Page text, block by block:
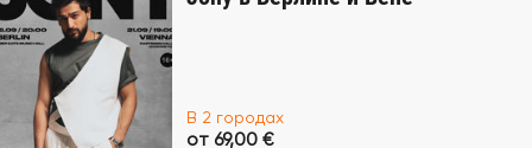
В 2 городах
от 69,00 €